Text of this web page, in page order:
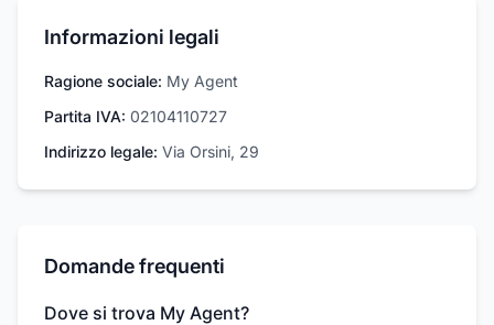
Informazioni legali
Ragione sociale: My Agent
Partita IVA: 02104110727
Indirizzo legale: Via Orsini, 29
Domande frequenti
Dove si trova My Agent?